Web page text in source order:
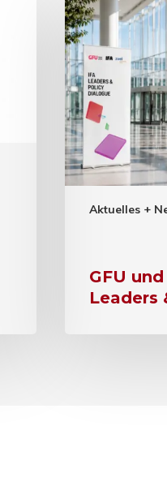
Aktuelles +
GFU
Leaders